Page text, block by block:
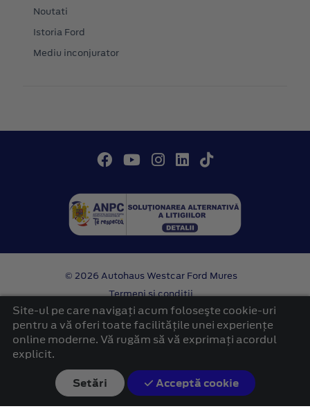
Noutati
Istoria Ford
Mediu inconjurator
© 2026 Autohaus Westcar Ford Mures
Termeni si conditii
Confidentialitate
Politica cookies
platformă dezvoltată de Workleto
Site-ul pe care navigați acum foloseşte cookie-uri
pentru a vă oferi toate facilitățile unei experiențe
online moderne. Vă rugăm să vă exprimați acordul
explicit.
Setări
Acceptă cookie